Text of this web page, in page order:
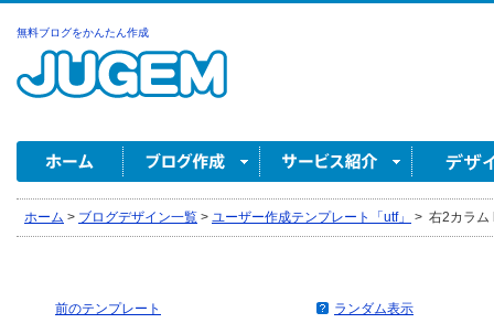
無料ブログをかんたん作成
ホーム > ブログデザイン一覧 > ユーザー作成テンプレート「utf」 > 右2カラム
前のテンプレート ランダム表示